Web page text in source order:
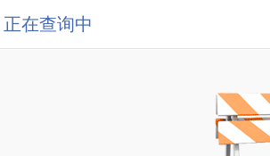
正在查询中